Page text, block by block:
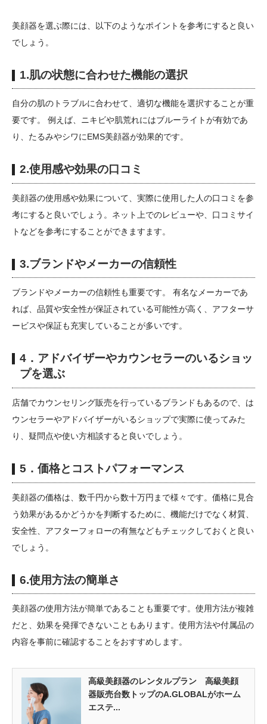
美顔器を選ぶ際には、以下のようなポイントを参考にすると良い
でしょう。
1.肌の状態に合わせた機能の選択
自分の肌のトラブルに合わせて、適切な機能を選択することが重
要です。 例えば、ニキビや肌荒れにはブルーライトが有効であ
り、たるみやシワにEMS美顔器が効果的です。
2.使用感や効果の口コミ
美顔器の使用感や効果について、実際に使用した人の口コミを参
考にすると良いでしょう。ネット上でのレビューや、口コミサイ
トなどを参考にすることができますます。
3.ブランドやメーカーの信頼性
ブランドやメーカーの信頼性も重要です。 有名なメーカーであ
れば、品質や安全性が保証されている可能性が高く、アフターサ
ービスや保証も充実していることが多いです。
4．アドバイザーやカウンセラーのいるショッ
プを選ぶ
店舗でカウンセリング販売を行っているブランドもあるので、は
ウンセラーやアドバイザーがいるショップで実際に使ってみた
り、疑問点や使い方相談すると良いでしょう。
5．価格とコストパフォーマンス
美顔器の価格は、数千円から数十万円まで様々です。価格に見合
う効果があるかどうかを判断するために、機能だけでなく材質、
安全性、アフターフォローの有無などもチェックしておくと良い
でしょう。
6.使用方法の簡単さ
美顔器の使用方法が簡単であることも重要です。使用方法が複雑
だと、効果を発揮できないこともあります。使用方法や付属品の
内容を事前に確認することをおすすめします。
高級美顔器のレンタルプラン 高級美顔
器販売台数トップのA.GLOBALがホーム
エステ...